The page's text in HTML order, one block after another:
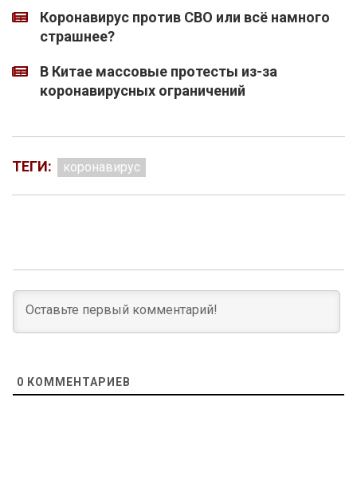
Коронавирус против СВО или всё намного
страшнее?
В Китае массовые протесты из-за
коронавирусных ограничений
ТЕГИ: коронавирус
0 КОММЕНТАРИЕВ